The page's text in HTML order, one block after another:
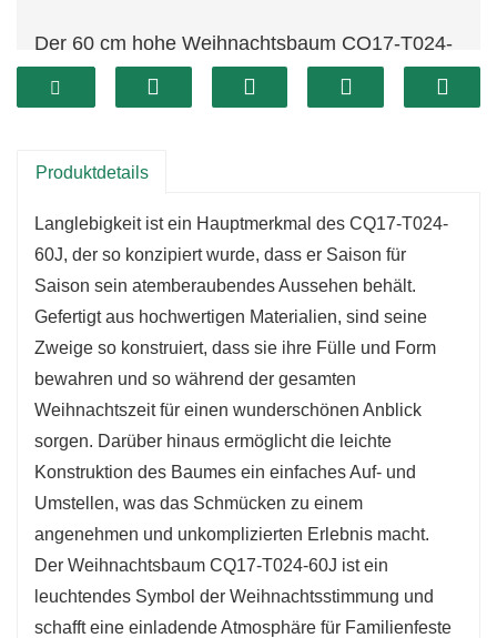
Der 60 cm hohe Weihnachtsbaum CQ17-T024-
60J ist ein echter Blickfang für jede
Weihnachtsdekoration. Mit seinen üppigen,
eines echten Nadelbaums perfekt ein und bildet
Lieblingsschmuck. Dank seiner satten grünen
Farbe ist er vielseitig einsetzbar und ermöglicht
Ihrem persönlichen Stil zu gestalten – ob Sie
einen traditionellen Look mit klassischen roten
einen moderneren Stil mit kräftigen Farben und
außergewöhnlichem Schmuck.
Dieser Baum eignet sich perfekt für größere
Räume wie Wohnzimmer, Esszimmer oder
Eingangsbereiche, wo er einen
beeindruckenden Eindruck hinterlässt. Dank
seiner großzügigen Höhe lässt er sich mit
Produktdetails
Langlebigkeit ist ein Hauptmerkmal des CQ17-T024-
60J, der so konzipiert wurde, dass er Saison für
Saison sein atemberaubendes Aussehen behält.
Gefertigt aus hochwertigen Materialien, sind seine
Zweige so konstruiert, dass sie ihre Fülle und Form
bewahren und so während der gesamten
Weihnachtszeit für einen wunderschönen Anblick
sorgen. Darüber hinaus ermöglicht die leichte
Konstruktion des Baumes ein einfaches Auf- und
Umstellen, was das Schmücken zu einem
angenehmen und unkomplizierten Erlebnis macht.
Der Weihnachtsbaum CQ17-T024-60J ist ein
leuchtendes Symbol der Weihnachtsstimmung und
schafft eine einladende Atmosphäre für Familienfeste